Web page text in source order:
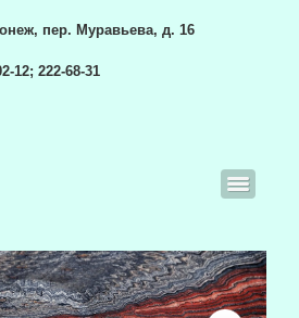
пер. Муравьева, д. 16
12; 222-68-31